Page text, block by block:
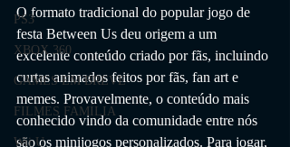
PS3
XBOX 360
GAMES EM BREVE
FILMES FAMÍLIA
Wii U
O formato tradicional do popular jogo de
festa Between Us deu origem a um
excelente conteúdo criado por fãs, incluindo
curtas animados feitos por fãs, fan art e
memes. Provavelmente, o conteúdo mais
conhecido vindo da comunidade entre nós
são os minijogos personalizados. Para jogar,